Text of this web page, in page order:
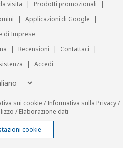
visita | Prodotti promozionali
|
| Applicazioni di Google
|
di Imprese
| Recensioni | Contattaci
|
| Accedi
sui cookie /Informativa sulla Privacy/
/Elaborazione dati
cookie